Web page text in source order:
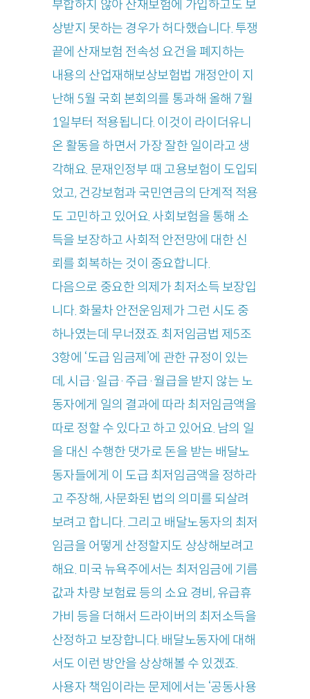
부합하지 않아 산재보험에 가입하고도 보
상받지 못하는 경우가 허다했습니다. 투쟁
끝에 산재보험 전속성 요건을 폐지하는
내용의 산업재해보상보험법 개정안이 지
난해 5월 국회 본회의를 통과해 올해 7월
1일부터 적용됩니다. 이것이 라이더유니
온 활동을 하면서 가장 잘한 일이라고 생
각해요. 문재인정부 때 고용보험이 도입되
었고, 건강보험과 국민연금의 단계적 적용
도 고민하고 있어요. 사회보험을 통해 소
득을 보장하고 사회적 안전망에 대한 신
뢰를 회복하는 것이 중요합니다.
다음으로 중요한 의제가 최저소득 보장입
니다. 화물차 안전운임제가 그런 시도 중
하나였는데 무너졌죠. 최저임금법 제5조
3항에 ‘도급 임금제’에 관한 규정이 있는
데, 시급·일급·주급·월급을 받지 않는 노
동자에게 일의 결과에 따라 최저임금액을
따로 정할 수 있다고 하고 있어요. 남의 일
을 대신 수행한 댓가로 돈을 받는 배달노
동자들에게 이 도급 최저임금액을 정하라
고 주장해, 사문화된 법의 의미를 되살려
보려고 합니다. 그리고 배달노동자의 최저
임금을 어떻게 산정할지도 상상해보려고
해요. 미국 뉴욕주에서는 최저임금에 기름
값과 차량 보험료 등의 소요 경비, 유급휴
가비 등을 더해서 드라이버의 최저소득을
산정하고 보장합니다. 배달노동자에 대해
서도 이런 방안을 상상해볼 수 있겠죠.
사용자 책임이라는 문제에서는 ‘공동사용